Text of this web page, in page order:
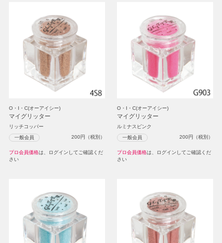
O・I・C(オーアイシー)
マイグリッター
リッチコッパー
一般会員 200円（税別）
プロ会員価格は、ログインしてご確認くだ
さい
O・I・C(オーアイシー)
マイグリッター
ルミナスピンク
一般会員 200円（税別）
プロ会員価格は、ログインしてご確認くだ
さい